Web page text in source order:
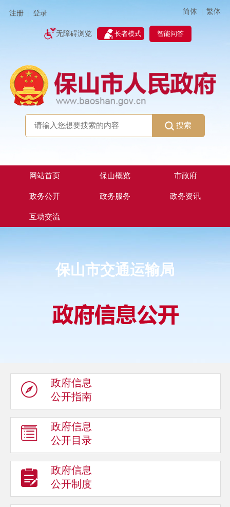
注册 登录 简体 | 繁体
无障碍浏览 长者模式 智能问答
搜索
网站首页 保山概览 市政府
政务公开 政务服务 政务资讯
互动交流
保山市交通运输局
政府信息
公开指南
政府信息
公开目录
政府信息
公开制度